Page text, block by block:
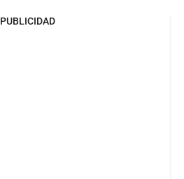
PUBLICIDAD